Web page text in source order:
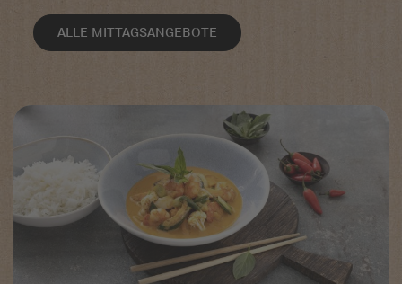
ALLE MITTAGSANGEBOTE